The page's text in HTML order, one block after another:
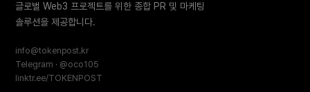
글로벌 Web3 프로젝트를 위한 종합 PR 및 마케팅
솔루션을 제공합니다.
info@tokenpost.kr
Telegram · @oco105
linktr.ee/TOKENPOST